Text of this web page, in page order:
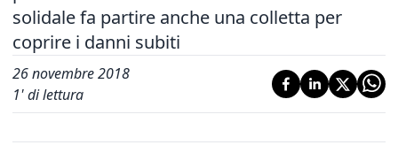
solidale fa partire anche una colletta per
coprire i danni subiti
26 novembre 2018
1' di lettura